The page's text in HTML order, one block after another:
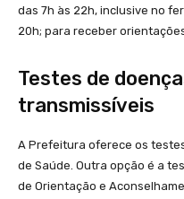
das 7h às 22h, inclusive no
20h; para receber
Testes de
transmissíveis
A Prefeitura oferece os
de Saúde. Outra opção é a
de Orientação e